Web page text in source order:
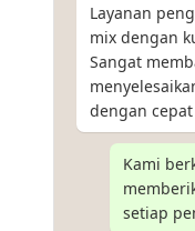
Layanan
mix dengan
Sangat
dengan
Kami
setiap